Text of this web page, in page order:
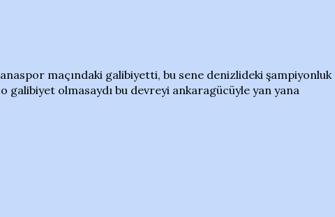
maçındaki galibiyetti, bu sene denizlideki şampiyonluk
galibiyet olmasaydı bu devreyi ankaragücüyle yan yana